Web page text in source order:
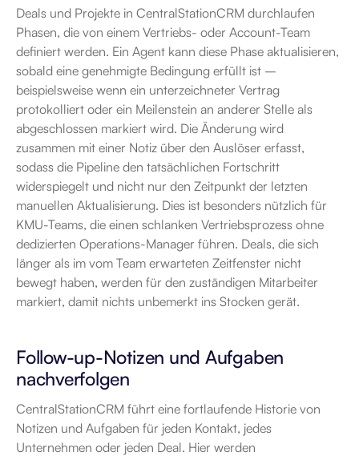
Deals und Projekte in CentralStationCRM durchlaufen
Phasen, die von einem Vertriebs- oder Account-Team
definiert werden. Ein Agent kann diese Phase aktualisieren,
sobald eine genehmigte Bedingung erfüllt ist –
beispielsweise wenn ein unterzeichneter Vertrag
protokolliert oder ein Meilenstein an anderer Stelle als
abgeschlossen markiert wird. Die Änderung wird
zusammen mit einer Notiz über den Auslöser erfasst,
sodass die Pipeline den tatsächlichen Fortschritt
widerspiegelt und nicht nur den Zeitpunkt der letzten
manuellen Aktualisierung. Dies ist besonders nützlich für
KMU-Teams, die einen schlanken Vertriebsprozess ohne
dedizierten Operations-Manager führen. Deals, die sich
länger als im vom Team erwarteten Zeitfenster nicht
bewegt haben, werden für den zuständigen Mitarbeiter
markiert, damit nichts unbemerkt ins Stocken gerät.
Follow-up-Notizen und Aufgaben
nachverfolgen
CentralStationCRM führt eine fortlaufende Historie von
Notizen und Aufgaben für jeden Kontakt, jedes
Unternehmen oder jeden Deal. Hier werden